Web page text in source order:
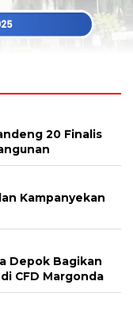
20 Finalis
Kampanyekan
Depok Bagikan
CFD Margonda